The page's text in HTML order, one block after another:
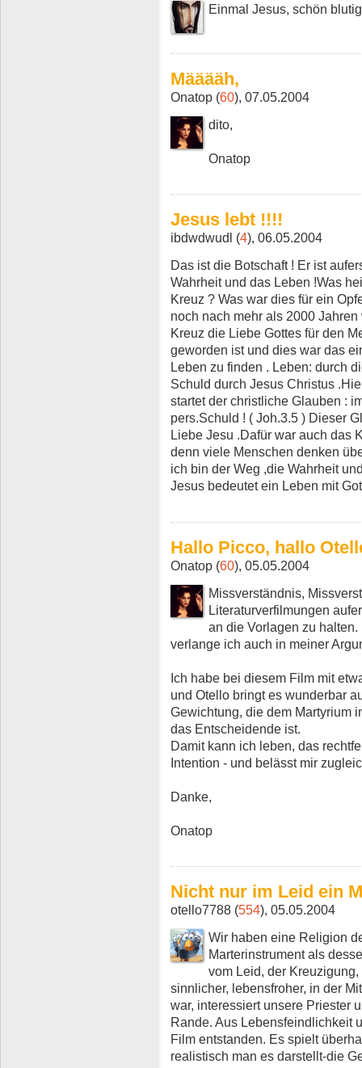
Einmal Jesus, schön
Määääh,
Onatop (60), 07.05.2004
dito,
Onatop
Jesus lebt !!!!
ibdwdwudl (4), 06.05.2004
Das ist die Botschaft ! Er ist
Wahrheit und das Leben !Was
Kreuz ? Was war dies für ein
noch nach mehr als 2000
Kreuz die Liebe Gottes für den
geworden ist und dies war das
Leben zu finden . Leben: durch
Schuld durch Jesus Christus
startet der christliche Glauben :
pers.Schuld ! ( Joh.3.5 ) Dieser
Liebe Jesu .Dafür war auch das
denn viele Menschen denken
ich bin der Weg ,die Wahrheit
Jesus bedeutet ein Leben mit
Hallo Picco, hallo
Onatop (60), 05.05.2004
Missverständnis,
Literaturverfilmungen
an die Vorlagen zu
verlange ich auch in meiner
Ich habe bei diesem Film mit
und Otello bringt es wunderbar
Gewichtung, die dem Martyrium
das Entscheidende ist.
Damit kann ich leben, das
Intention - und belässt mir
Danke,
Onatop
Nicht nur im Leid ein
otello7788 (554), 05.05.2004
Wir haben eine Religion
Marterinstrument als
vom Leid, der
sinnlicher, lebensfroher, in der
war, interessiert unsere Priester
Rande. Aus Lebensfeindlichkeit
Film entstanden. Es spielt
realistisch man es darstellt-die